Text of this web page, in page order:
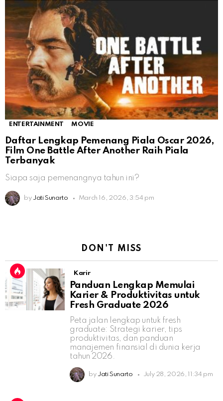
ENTERTAINMENT MOVIE
Daftar Lengkap Pemenang Piala Oscar 2026,
Film One Battle After Another Raih Piala
Terbanyak
Siapa saja pemenangnya tahun ini?
by Jati Sunarto March 16, 2026, 3:54 pm
DON'T MISS
Karir
Panduan Lengkap Memulai
Karier & Produktivitas untuk
Fresh Graduate 2026
Peta jalan lengkap untuk fresh
graduate: Strategi karier, tips
produktivitas, dan panduan
manajemen finansial di dunia kerja
tahun 2026.
by Jati Sunarto July 28, 2026, 11:34 pm